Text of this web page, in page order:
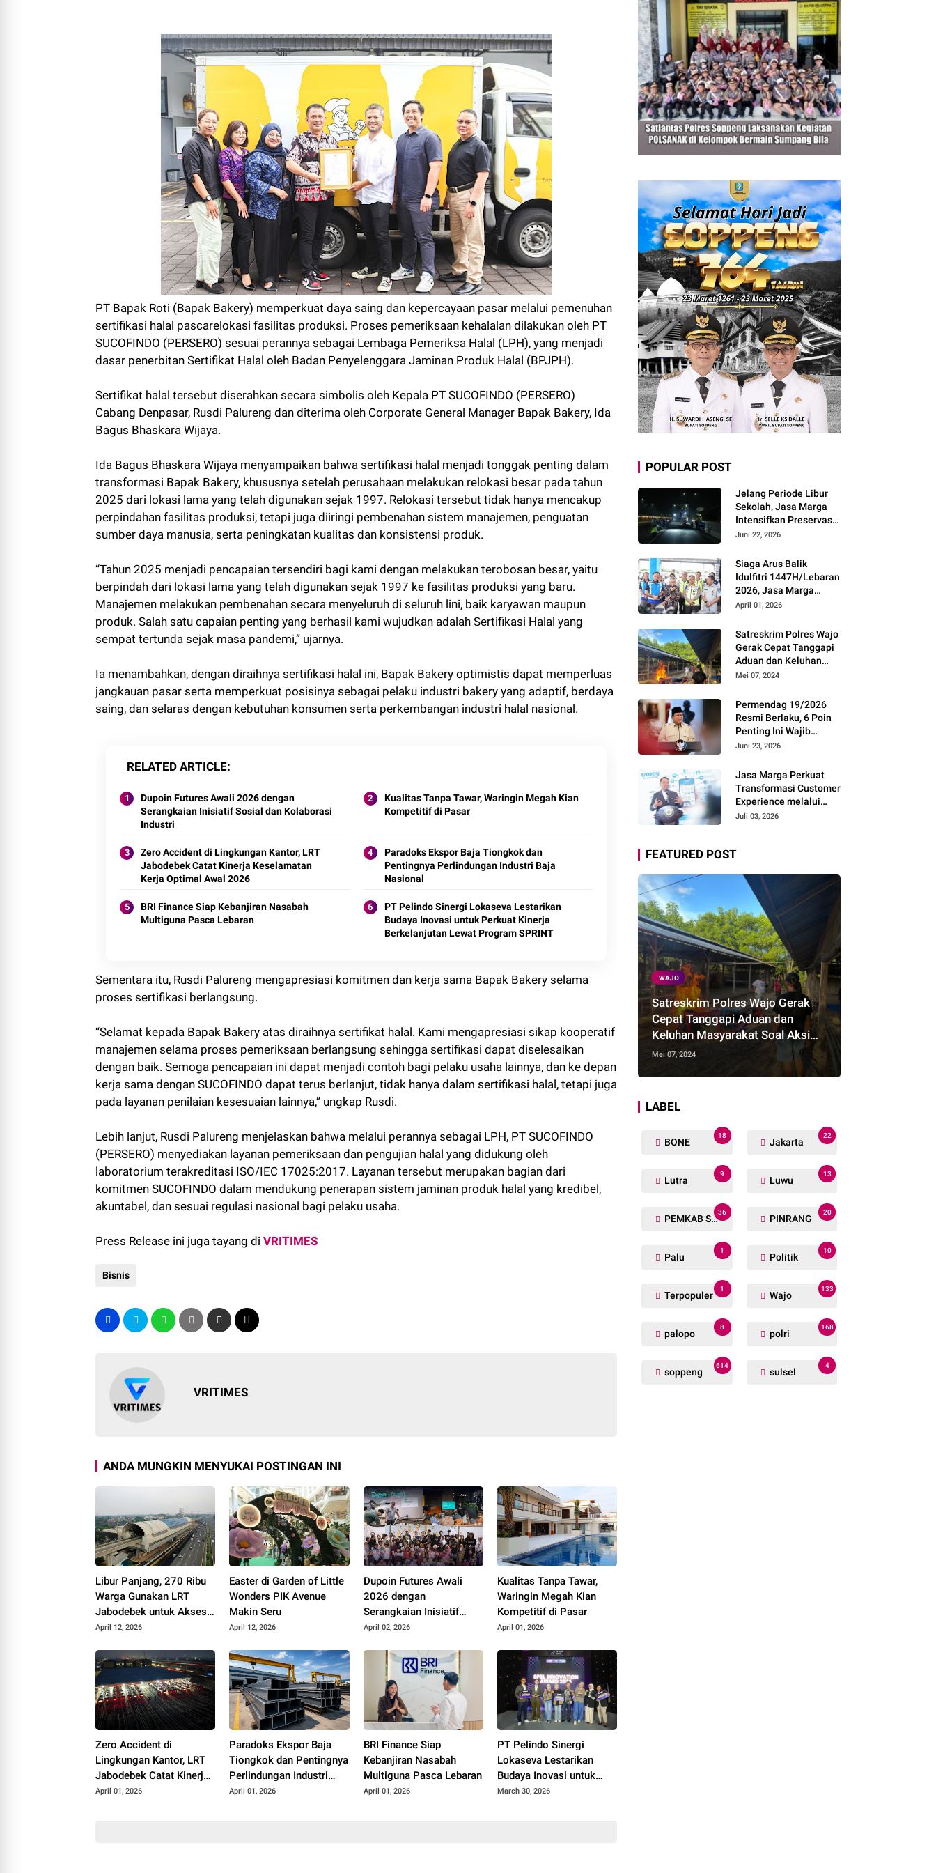
PT Bapak Roti (Bapak Bakery) memperkuat daya saing dan kepercayaan pasar melalui pemenuhan
sertifikasi halal pascarelokasi fasilitas produksi. Proses pemeriksaan kehalalan dilakukan oleh PT
SUCOFINDO (PERSERO) sesuai perannya sebagai Lembaga Pemeriksa Halal (LPH), yang menjadi
dasar penerbitan Sertifikat Halal oleh Badan Penyelenggara Jaminan Produk Halal (BPJPH).
Sertifikat halal tersebut diserahkan secara simbolis oleh Kepala PT SUCOFINDO (PERSERO)
Cabang Denpasar, Rusdi Palureng dan diterima oleh Corporate General Manager Bapak Bakery, Ida
Bagus Bhaskara Wijaya.
Ida Bagus Bhaskara Wijaya menyampaikan bahwa sertifikasi halal menjadi tonggak penting dalam
transformasi Bapak Bakery, khususnya setelah perusahaan melakukan relokasi besar pada tahun
2025 dari lokasi lama yang telah digunakan sejak 1997. Relokasi tersebut tidak hanya mencakup
perpindahan fasilitas produksi, tetapi juga diiringi pembenahan sistem manajemen, penguatan
sumber daya manusia, serta peningkatan kualitas dan konsistensi produk.
“Tahun 2025 menjadi pencapaian tersendiri bagi kami dengan melakukan terobosan besar, yaitu
berpindah dari lokasi lama yang telah digunakan sejak 1997 ke fasilitas produksi yang baru.
Manajemen melakukan pembenahan secara menyeluruh di seluruh lini, baik karyawan maupun
produk. Salah satu capaian penting yang berhasil kami wujudkan adalah Sertifikasi Halal yang
sempat tertunda sejak masa pandemi,” ujarnya.
Ia menambahkan, dengan diraihnya sertifikasi halal ini, Bapak Bakery optimistis dapat memperluas
jangkauan pasar serta memperkuat posisinya sebagai pelaku industri bakery yang adaptif, berdaya
saing, dan selaras dengan kebutuhan konsumen serta perkembangan industri halal nasional.
RELATED ARTICLE
Dupoin Futures Awali 2026 dengan
Serangkaian Inisiatif Sosial dan Kolaborasi
Industri
Kualitas Tanpa Tawar, Waringin Megah Kian
Kompetitif di Pasar
Zero Accident di Lingkungan Kantor, LRT
Jabodebek Catat Kinerja Keselamatan
Kerja Optimal Awal 2026
Paradoks Ekspor Baja Tiongkok dan
Pentingnya Perlindungan Industri Baja
Nasional
BRI Finance Siap Kebanjiran Nasabah
Multiguna Pasca Lebaran
PT Pelindo Sinergi Lokaseva Lestarikan
Budaya Inovasi untuk Perkuat Kinerja
Berkelanjutan Lewat Program SPRINT
Sementara itu, Rusdi Palureng mengapresiasi komitmen dan kerja sama Bapak Bakery selama
proses sertifikasi berlangsung.
“Selamat kepada Bapak Bakery atas diraihnya sertifikat halal. Kami mengapresiasi sikap kooperatif
manajemen selama proses pemeriksaan berlangsung sehingga sertifikasi dapat diselesaikan
dengan baik. Semoga pencapaian ini dapat menjadi contoh bagi pelaku usaha lainnya, dan ke depan
kerja sama dengan SUCOFINDO dapat terus berlanjut, tidak hanya dalam sertifikasi halal, tetapi juga
pada layanan penilaian kesesuaian lainnya,” ungkap Rusdi.
Lebih lanjut, Rusdi Palureng menjelaskan bahwa melalui perannya sebagai LPH, PT SUCOFINDO
(PERSERO) menyediakan layanan pemeriksaan dan pengujian halal yang didukung oleh
laboratorium terakreditasi ISO/IEC 17025:2017. Layanan tersebut merupakan bagian dari
komitmen SUCOFINDO dalam mendukung penerapan sistem jaminan produk halal yang kredibel,
akuntabel, dan sesuai regulasi nasional bagi pelaku usaha.
Press Release ini juga tayang di VRITIMES
Bisnis
VRITIMES
ANDA MUNGKIN MENYUKAI POSTINGAN INI
Libur Panjang, 270 Ribu
Warga Gunakan LRT
Jabodebek untuk Akses
Wisata
April 12, 2026
Easter di Garden of Little
Wonders PIK Avenue
Makin Seru
April 12, 2026
Dupoin Futures Awali
2026 dengan
Serangkaian Inisiatif
Sosial dan Kolaborasi
April 02, 2026
Kualitas Tanpa Tawar,
Waringin Megah Kian
Kompetitif di Pasar
April 01, 2026
Zero Accident di
Lingkungan Kantor, LRT
Jabodebek Catat Kinerja
Keselamatan Kerja
April 01, 2026
Paradoks Ekspor Baja
Tiongkok dan Pentingnya
Perlindungan Industri
Baja Nasional
April 01, 2026
BRI Finance Siap
Kebanjiran Nasabah
Multiguna Pasca Lebaran
April 01, 2026
PT Pelindo Sinergi
Lokaseva Lestarikan
Budaya Inovasi untuk
Perkuat Kinerja
March 30, 2026
POPULAR POST
Jelang Periode Libur
Sekolah, Jasa Marga
Intensifkan Preservasi
Rutin Jalan Tol untuk
Keamanan dan
Kenyamanan
Perjalanan
Juni 22, 2026
Siaga Arus Balik
Idulfitri 1447H/Lebaran
2026, Jasa Marga
Pastikan Kesiapan
Pemudik Gunakan Rest
Area Alternatif
April 01, 2026
Satreskrim Polres Wajo
Gerak Cepat Tanggapi
Aduan dan Keluhan
Masyarakat Soal Aksi
Mei 07, 2024
Permendag 19/2026
Resmi Berlaku, 6 Poin
Penting Ini Wajib
Diketahui Pengusaha
Juni 23, 2026
Jasa Marga Perkuat
Transformasi Customer
Experience melalui
Expert Sharing Session
Juli 03, 2026
FEATURED POST
WAJO
Satreskrim Polres Wajo Gerak
Cepat Tanggapi Aduan dan
Keluhan Masyarakat Soal Aksi
Perjudian
Mei 07, 2024
LABEL
BONE
18
Jakarta
22
Lutra
9
Luwu
13
PEMKAB SOPPENG
36
PINRANG
20
Palu
1
Politik
10
Terpopuler
1
Wajo
133
palopo
8
polri
168
soppeng
614
sulsel
4